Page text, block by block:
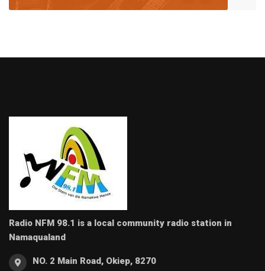
Radio NFM 98.1 is a local community radio station in
Namaqualand
NO. 2 Main Road, Okiep, 8270